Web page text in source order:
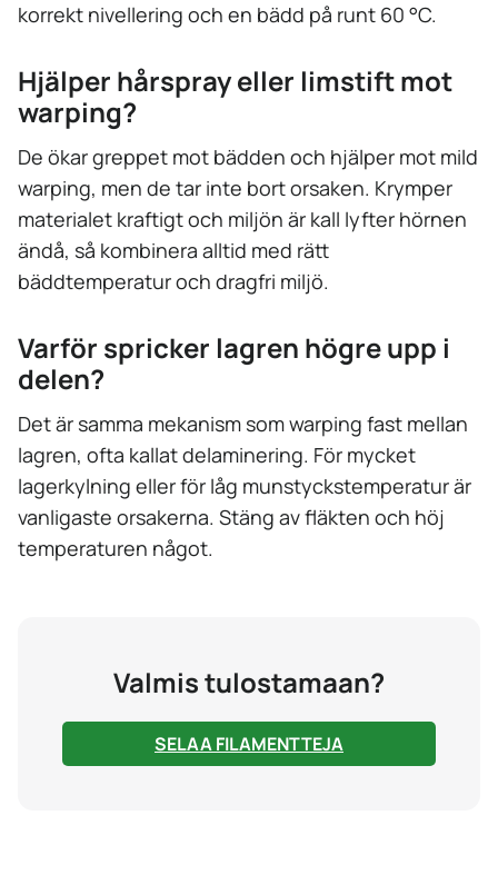
korrekt nivellering och en bädd på runt 60 °C.
Hjälper hårspray eller limstift mot
warping?
De ökar greppet mot bädden och hjälper mot mild
warping, men de tar inte bort orsaken. Krymper
materialet kraftigt och miljön är kall lyfter hörnen
ändå, så kombinera alltid med rätt
bäddtemperatur och dragfri miljö.
Varför spricker lagren högre upp i
delen?
Det är samma mekanism som warping fast mellan
lagren, ofta kallat delaminering. För mycket
lagerkylning eller för låg munstyckstemperatur är
vanligaste orsakerna. Stäng av fläkten och höj
temperaturen något.
Valmis tulostamaan?
SELAA FILAMENTTEJA